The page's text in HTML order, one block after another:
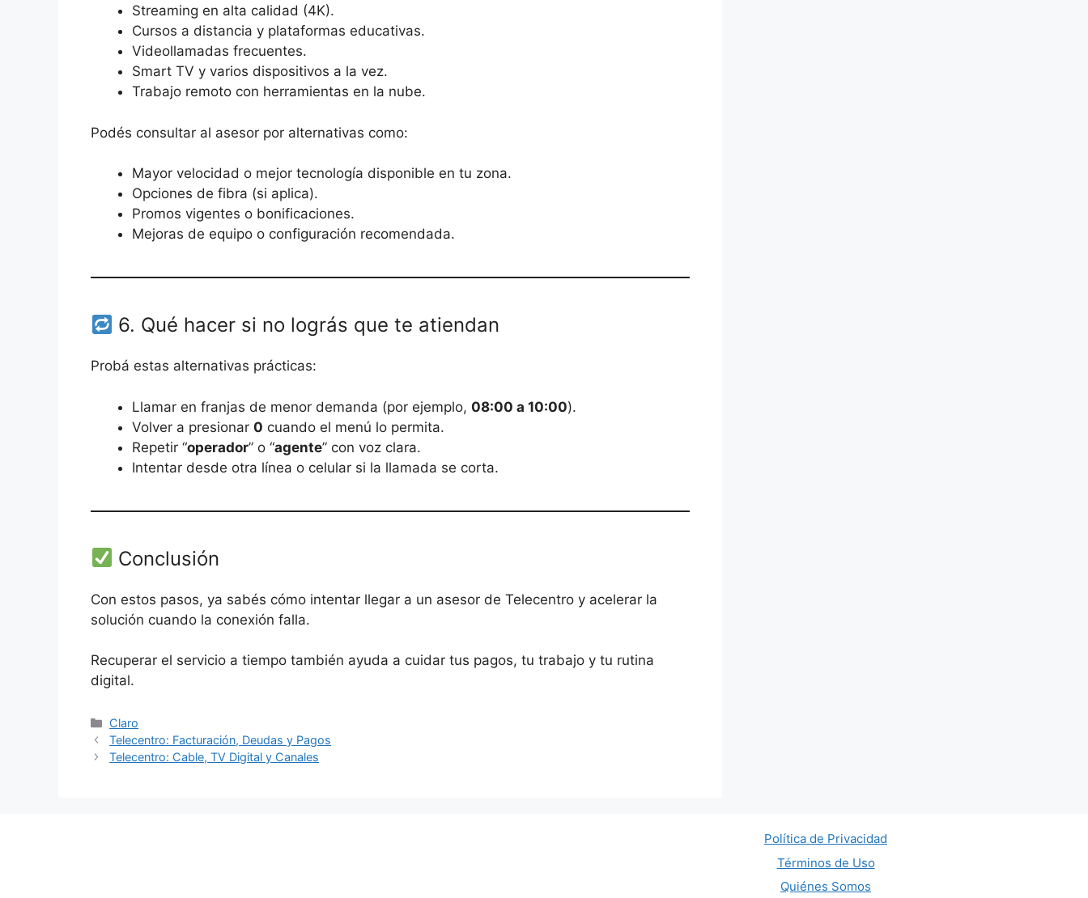
Streaming en alta calidad (4K).
Cursos a distancia y plataformas educativas.
Videollamadas frecuentes.
Smart TV y varios dispositivos a la vez.
Trabajo remoto con herramientas en la nube.
Podés consultar al asesor por alternativas como:
Mayor velocidad o mejor tecnología disponible en tu zona.
Opciones de fibra (si aplica).
Promos vigentes o bonificaciones.
Mejoras de equipo o configuración recomendada.
6. Qué hacer si no lográs que te atiendan
Probá estas alternativas prácticas:
Llamar en franjas de menor demanda (por ejemplo, 08:00 a 10:00).
Volver a presionar 0 cuando el menú lo permita.
Repetir “operador” o “agente” con voz clara.
Intentar desde otra línea o celular si la llamada se corta.
Conclusión
Con estos pasos, ya sabés cómo intentar llegar a un asesor de Telecentro y acelerar la
solución cuando la conexión falla.
Recuperar el servicio a tiempo también ayuda a cuidar tus pagos, tu trabajo y tu rutina
digital.
Categorías
Claro
Telecentro: Facturación, Deudas y Pagos
Telecentro: Cable, TV Digital y Canales
Política de Privacidad
Términos de Uso
Quiénes Somos